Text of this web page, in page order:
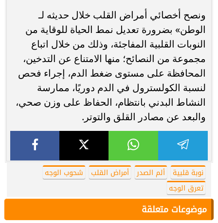
ونصح أخصائي أمراض القلب خلال حديثه لـ
الوطن» بضرورة تعديل نمط الحياة للوقاية من
النوبات القلبية المفاجئة، وذلك من خلال اتباع
مجموعة من النصائح؛ منها الامتناع عن التدخين،
المحافظة على مستوى ضغط الدم، إجراء فحص
لنسبة الكولسترول في الدم دوريًا، ممارسة
النشاط البدني بانتظام، الحفاظ على وزن صحي،
والبعد عن مصادر القلق والتوتر.
نوبة قلبية ألم الصدر أمراض القلب
شحوب الوجه
تعرق الوجه
موضوعات متعلقة